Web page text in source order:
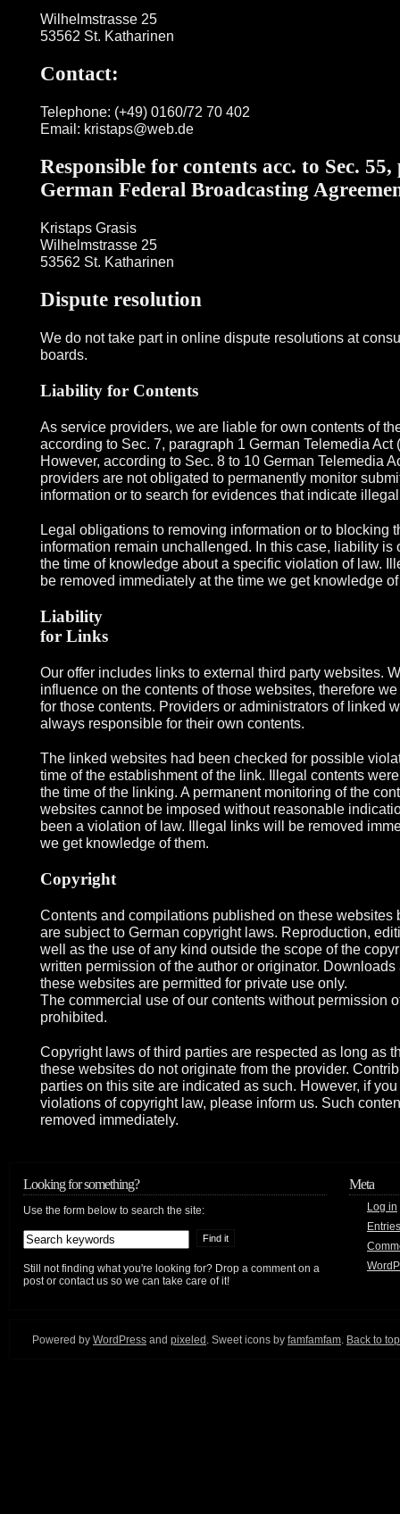
Wilhelmstrasse 25
53562 St. Katharinen
Contact:
Telephone: (+49) 0160/72 70 402
Email: kristaps@web.de
Responsible for contents acc. to Sec. 55,
German Federal Broadcasting
Kristaps Grasis
Wilhelmstrasse 25
53562 St. Katharinen
Dispute resolution
We do not take part in online dispute resolutions at
boards.
Liability for Contents
As service providers, we are liable for own contents of
according to Sec. 7, paragraph 1 German Telemedia Act
However, according to Sec. 8 to 10 German Telemedia
providers are not obligated to permanently monitor
information or to search for evidences that indicate
Legal obligations to removing information or to blocking
information remain unchallenged. In this case, liability is
the time of knowledge about a specific violation of law.
be removed immediately at the time we get knowledge
Liability
for Links
Our offer includes links to external third party websites.
influence on the contents of those websites, therefore
for those contents. Providers or administrators of linked
always responsible for their own contents.
The linked websites had been checked for possible
time of the establishment of the link. Illegal contents
the time of the linking. A permanent monitoring of the
websites cannot be imposed without reasonable
been a violation of law. Illegal links will be removed
we get knowledge of them.
Copyright
Contents and compilations published on these websites
are subject to German copyright laws. Reproduction,
well as the use of any kind outside the scope of the
written permission of the author or originator.
these websites are permitted for private use only.
The commercial use of our contents without permission
prohibited.
Copyright laws of third parties are respected as long as
these websites do not originate from the provider.
parties on this site are indicated as such. However, if
violations of copyright law, please inform us. Such
removed immediately.
Looking for something?
Use the form below to search the site:
Still not finding what you're looking for? Drop a comment on a
post or contact us so we can take care of it!
Meta
Log in
Powered by WordPress and pixeled . Sweet icons by famfamfam. Back to